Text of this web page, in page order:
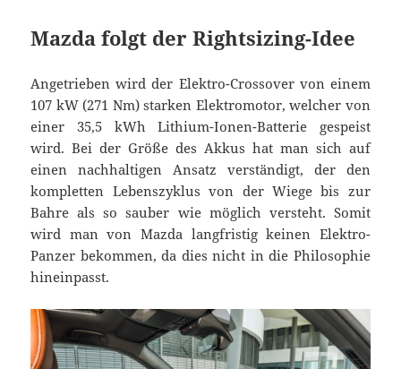
Mazda folgt der Rightsizing-Idee
Angetrieben wird der Elektro-Crossover von einem
107 kW (271 Nm) starken Elektromotor, welcher von
einer 35,5 kWh Lithium-Ionen-Batterie gespeist
wird. Bei der Größe des Akkus hat man sich auf
einen nachhaltigen Ansatz verständigt, der den
kompletten Lebenszyklus von der Wiege bis zur
Bahre als so sauber wie möglich versteht. Somit
wird man von Mazda langfristig keinen Elektro-
Panzer bekommen, da dies nicht in die Philosophie
hineinpasst.